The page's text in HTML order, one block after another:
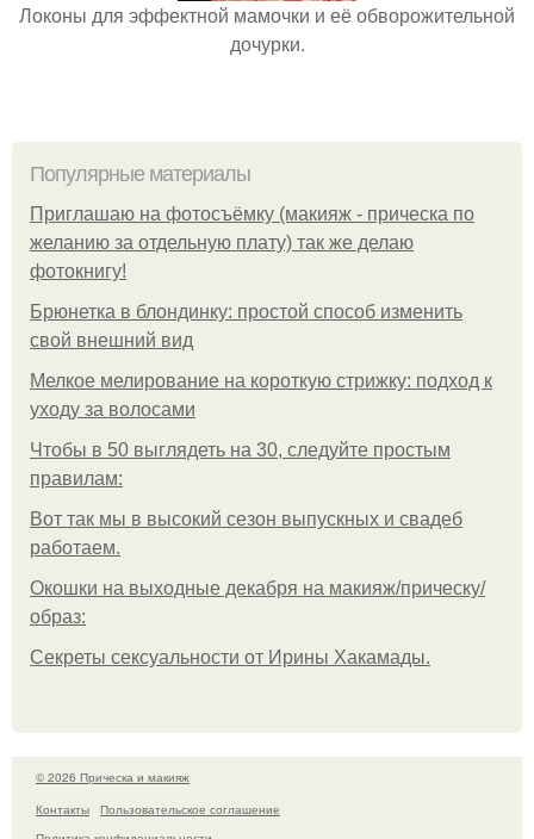
Локоны для эффектной мамочки и её обворожительной
дочурки.
Популярные материалы
Приглашаю на фотосъёмку (макияж - прическа по
желанию за отдельную плату) так же делаю
фотокнигу!
Брюнетка в блондинку: простой способ изменить
свой внешний вид
Мелкое мелирование на короткую стрижку: подход к
уходу за волосами
Чтобы в 50 выглядеть на 30, следуйте простым
правилам:
Вот так мы в высокий сезон выпускных и свадеб
работаем.
Окошки на выходные декабря на макияж/прическу/
образ:
Секреты сексуальности от Ирины Хакамады.
© 2026 Прическа и макияж
Контакты
Пользовательское соглашение